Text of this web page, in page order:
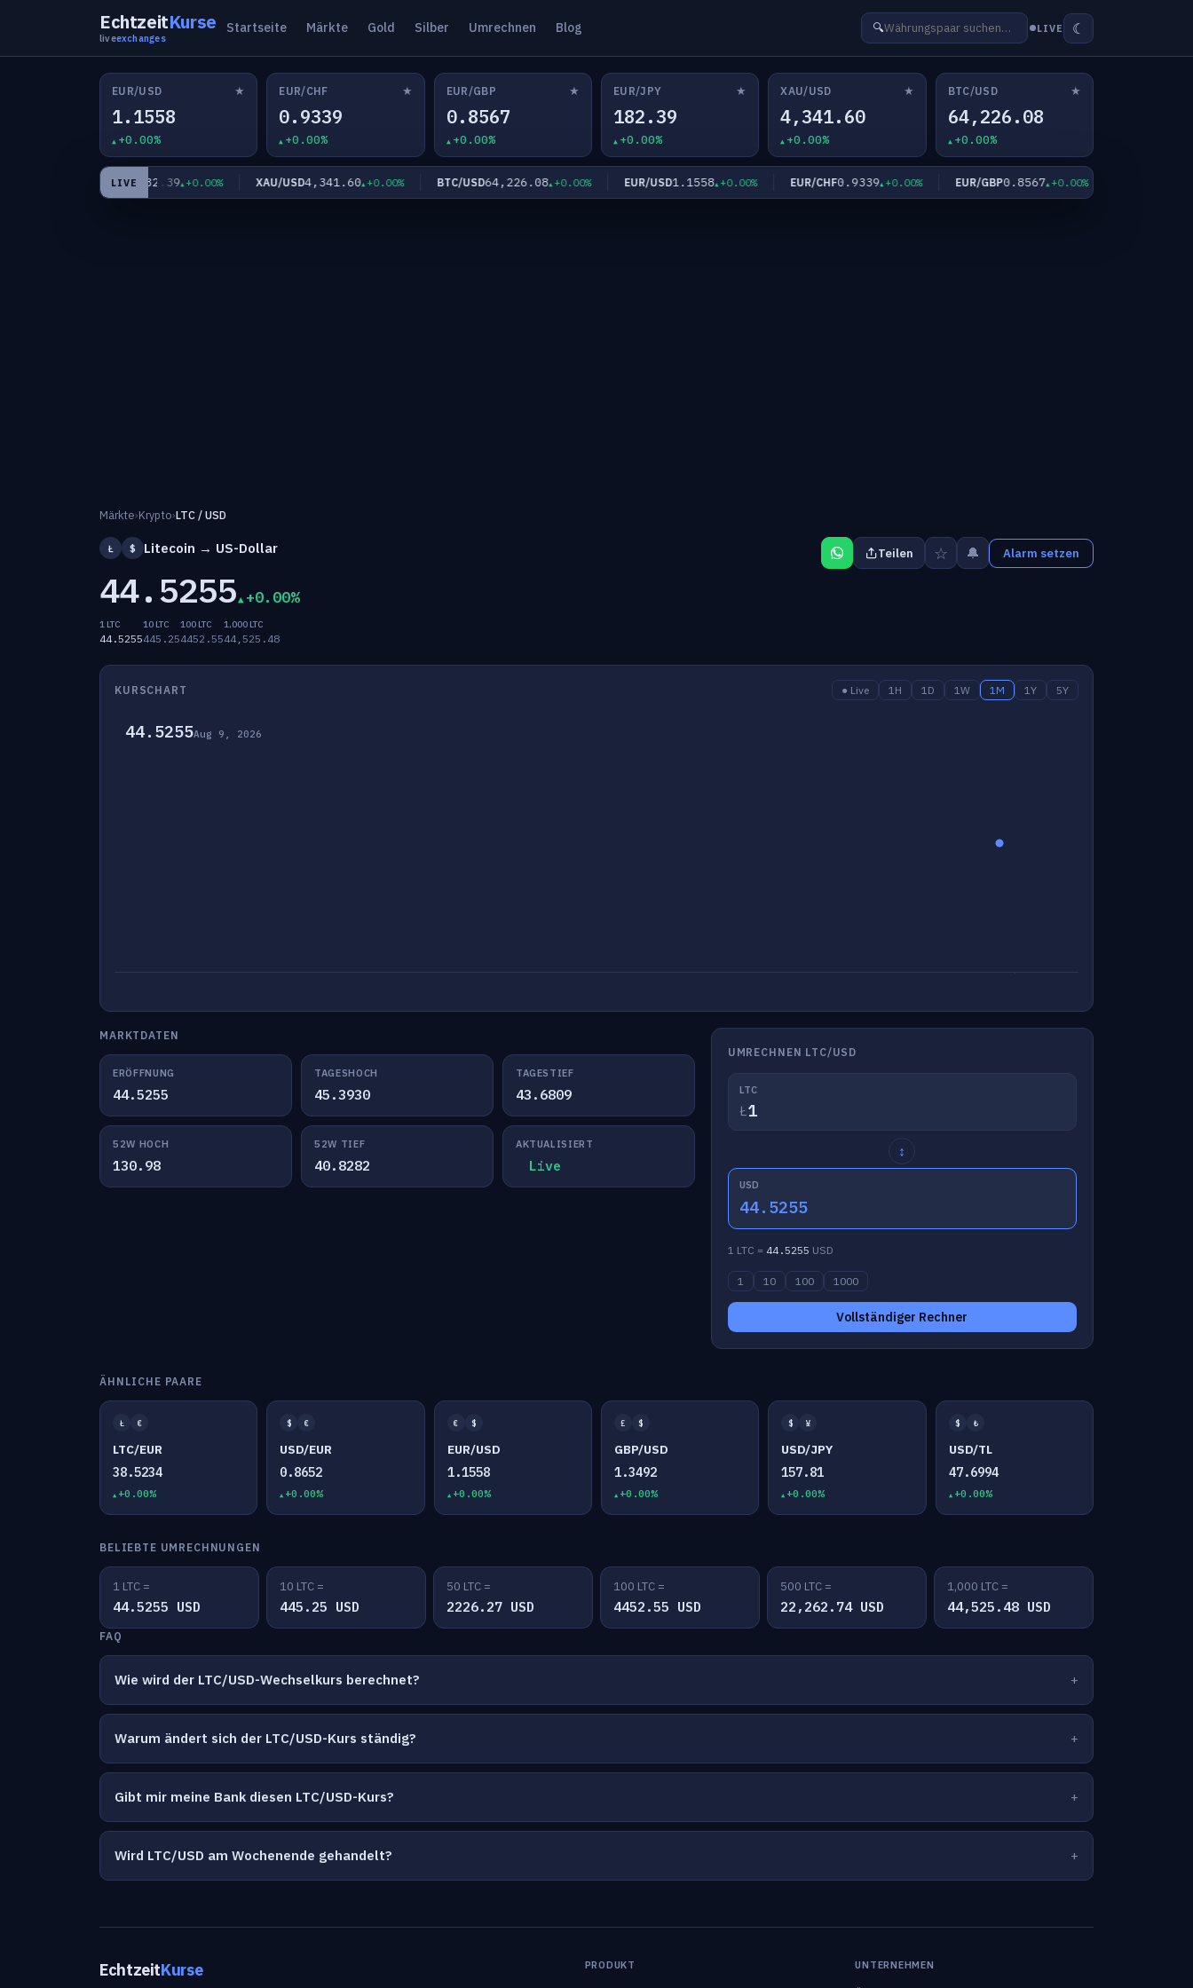
EchtzeitKurse
liveexchanges
Startseite Märkte Gold Silber Umrechnen Blog 🔍 LIVE ☾
EUR/USD ★
1.1558
+0.00%
EUR/CHF ★
0.9339
+0.00%
EUR/GBP ★
0.8567
+0.00%
EUR/JPY ★
182.39
+0.00%
XAU/USD ★
4,341.60
+0.00%
BTC/USD ★
64,226.08
+0.00%
LIVE
EUR/JPY182.39 +0.00% XAU/USD4,341.60 +0.00% BTC/USD64,226.08 +0.00% EUR/USD1.1558 +0.00% EUR/CHF0.9339 +0.00% EUR/GBP0.8567 +0.00%
Märkte›Krypto›LTC / USD
Ł $ Litecoin → US-Dollar
44.5255 +0.00%
1 LTC
44.5255
10 LTC
445.25
100 LTC
4452.55
1,000 LTC
44,525.48
Teilen ☆ 🔔 Alarm setzen
KURSCHART ● Live 1H 1D 1W 1M 1Y 5Y
44.5255Aug 9, 2026
MARKTDATEN
ERÖFFNUNG
44.5255
TAGESHOCH
45.3930
TAGESTIEF
43.6809
52W HOCH
130.98
52W TIEF
40.8282
AKTUALISIERT
Live
UMRECHNEN LTC/USD
LTC
Ł
↕
USD
44.5255
1 LTC = 44.5255 USD
1 10 100 1000
Vollständiger Rechner
ÄHNLICHE PAARE
Ł €
LTC/EUR
38.5234
+0.00%
$ €
USD/EUR
0.8652
+0.00%
€ $
EUR/USD
1.1558
+0.00%
£ $
GBP/USD
1.3492
+0.00%
$ ¥
USD/JPY
157.81
+0.00%
$ ₺
USD/TL
47.6994
+0.00%
BELIEBTE UMRECHNUNGEN
1 LTC =
44.5255 USD
10 LTC =
445.25 USD
50 LTC =
2226.27 USD
100 LTC =
4452.55 USD
500 LTC =
22,262.74 USD
1,000 LTC =
44,525.48 USD
FAQ
Wie wird der LTC/USD-Wechselkurs berechnet?
Warum ändert sich der LTC/USD-Kurs ständig?
Gibt mir meine Bank diesen LTC/USD-Kurs?
Wird LTC/USD am Wochenende gehandelt?
EchtzeitKurse PRODUKT UNTERNEHMEN